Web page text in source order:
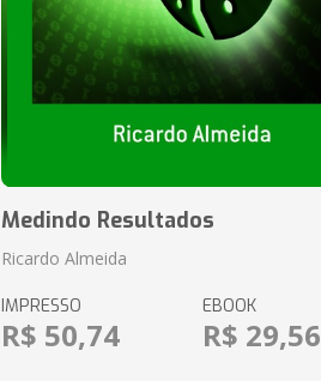
Medindo Resultados
Ricardo Almeida
IMPRESSO
R$ 50,74
EBOOK
R$ 29,56